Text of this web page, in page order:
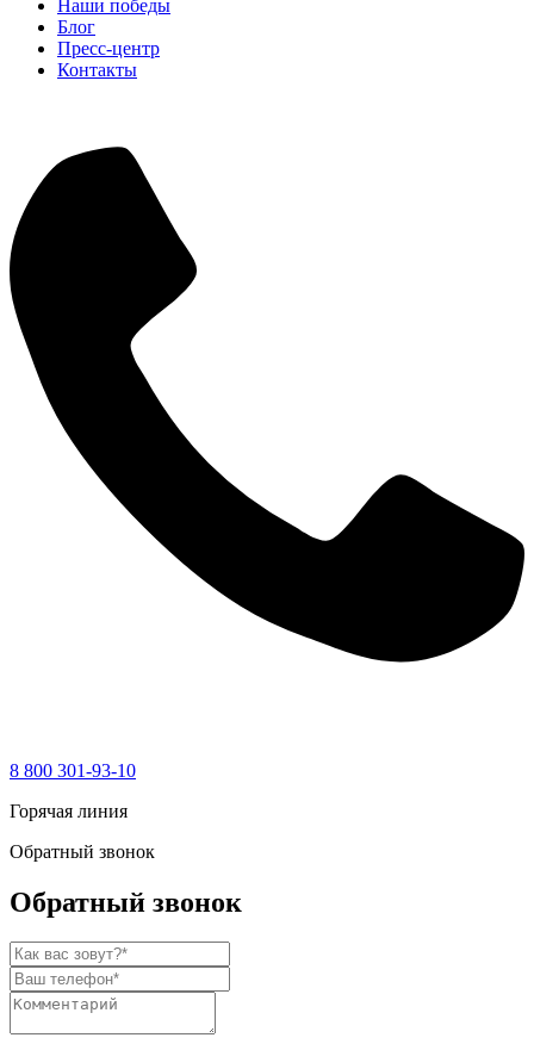
Наши победы
Блог
Пресс-центр
Контакты
8 800 301-93-10
Горячая линия
Обратный звонок
Обратный звонок